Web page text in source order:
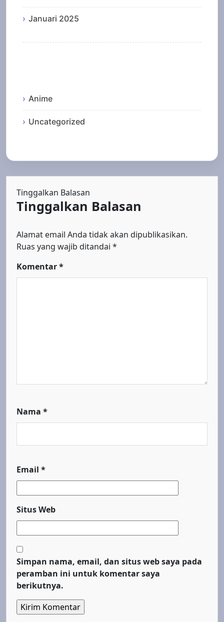
Januari 2025
Anime
Uncategorized
Tinggalkan Balasan
Tinggalkan Balasan
Alamat email Anda tidak akan dipublikasikan.
Ruas yang wajib ditandai *
Komentar*
Nama *
Email *
Situs Web
Simpan nama, email, dan situs web saya pada
peramban ini untuk komentar saya
berikutnya.